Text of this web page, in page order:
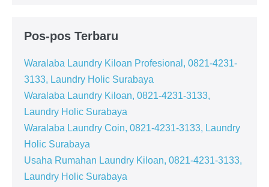
Pos-pos Terbaru
Waralaba Laundry Kiloan Profesional, 0821-4231-
3133, Laundry Holic Surabaya
Waralaba Laundry Kiloan, 0821-4231-3133,
Laundry Holic Surabaya
Waralaba Laundry Coin, 0821-4231-3133, Laundry
Holic Surabaya
Usaha Rumahan Laundry Kiloan, 0821-4231-3133,
Laundry Holic Surabaya